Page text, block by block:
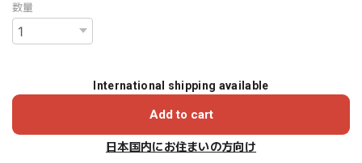
数量
International shipping available
Add to cart
日本国内にお住まいの方向け